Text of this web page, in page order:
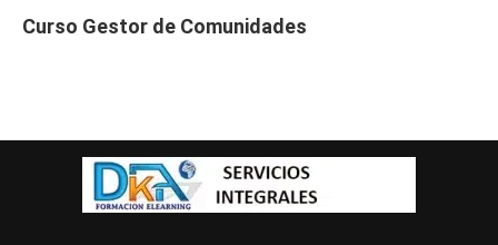
Curso Gestor de Comunidades